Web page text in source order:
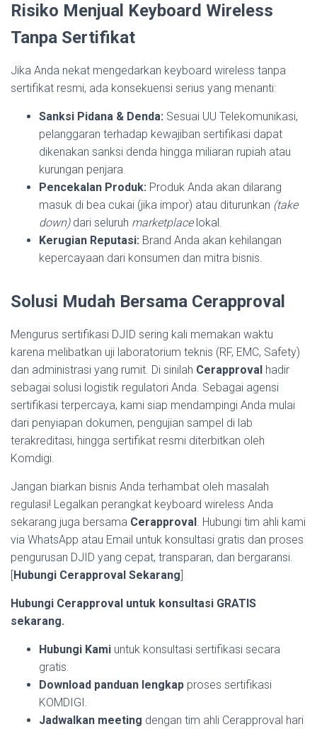
Risiko Menjual Keyboard Wireless
Tanpa Sertifikat
Jika Anda nekat mengedarkan keyboard wireless tanpa
sertifikat resmi, ada konsekuensi serius yang menanti:
Sanksi Pidana & Denda: Sesuai UU Telekomunikasi,
pelanggaran terhadap kewajiban sertifikasi dapat
dikenakan sanksi denda hingga miliaran rupiah atau
kurungan penjara.
Pencekalan Produk: Produk Anda akan dilarang
masuk di bea cukai (jika impor) atau diturunkan (take
down)dari seluruh marketplacelokal.
Kerugian Reputasi: Brand Anda akan kehilangan
kepercayaan dari konsumen dan mitra bisnis.
Solusi Mudah Bersama Cerapproval
Mengurus sertifikasi DJID sering kali memakan waktu
karena melibatkan uji laboratorium teknis (RF, EMC, Safety)
dan administrasi yang rumit. Di sinilah Cerapproval hadir
sebagai solusi logistik regulatori Anda. Sebagai agensi
sertifikasi terpercaya, kami siap mendampingi Anda mulai
dari penyiapan dokumen, pengujian sampel di lab
terakreditasi, hingga sertifikat resmi diterbitkan oleh
Komdigi.
Jangan biarkan bisnis Anda terhambat oleh masalah
regulasi! Legalkan perangkat keyboard wireless Anda
sekarang juga bersama Cerapproval. Hubungi tim ahli kami
via WhatsApp atau Email untuk konsultasi gratis dan proses
pengurusan DJID yang cepat, transparan, dan bergaransi.
[Hubungi Cerapproval Sekarang]
Hubungi Cerapproval untuk konsultasi GRATIS
sekarang.
Hubungi Kami untuk konsultasi sertifikasi secara
gratis.
Download panduan lengkap proses sertifikasi
KOMDIGI.
Jadwalkan meeting dengan tim ahli Cerapproval hari